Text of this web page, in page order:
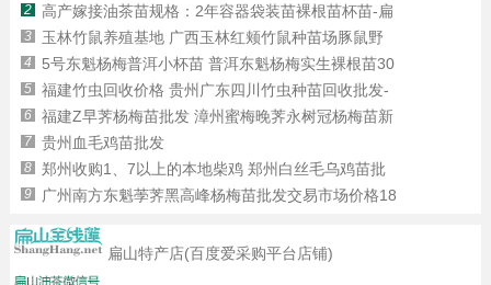
2 高产嫁接油茶苗规格：2年容器袋装苗裸根苗杯苗-扁
3 玉林竹鼠养殖基地 广西玉林红颊竹鼠种苗场豚鼠野
4 5号东魁杨梅普洱小杯苗 普洱东魁杨梅实生裸根苗30
5 福建竹虫回收价格 贵州广东四川竹虫种苗回收批发-
6 福建Z早荠杨梅苗批发 漳州蜜梅晚荠永树冠杨梅苗新
7 贵州血毛鸡苗批发
8 郑州收购1、7以上的本地柴鸡 郑州白丝毛乌鸡苗批
9 广州南方东魁荸荠黑高峰杨梅苗批发交易市场价格18
扁山特产店(百度爱采购平台店铺)